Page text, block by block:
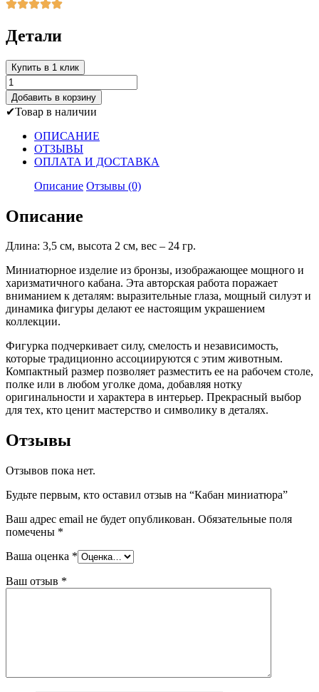
Детали
Купить в 1 клик
Количество
товара
Кабан
миниатюра
Добавить в корзину
Товар в наличии
ОПИСАНИЕ
ОТЗЫВЫ
ОПЛАТА И ДОСТАВКА
Описание Отзывы (0)
Описание
Длина: 3,5 см, высота 2 см, вес – 24 гр.
Миниатюрное изделие из бронзы, изображающее мощного и
харизматичного кабана. Эта авторская работа поражает
вниманием к деталям: выразительные глаза, мощный силуэт и
динамика фигуры делают ее настоящим украшением
коллекции.
Фигурка подчеркивает силу, смелость и независимость,
которые традиционно ассоциируются с этим животным.
Компактный размер позволяет разместить ее на рабочем столе,
полке или в любом уголке дома, добавляя нотку
оригинальности и характера в интерьер. Прекрасный выбор
для тех, кто ценит мастерство и символику в деталях.
Отзывы
Отзывов пока нет.
Будьте первым, кто оставил отзыв на “Кабан миниатюра”
Ваш адрес email не будет опубликован. Обязательные поля
помечены *
Ваша оценка *
Ваш отзыв *